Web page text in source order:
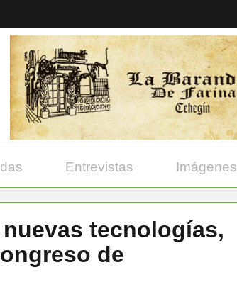
Entrevistas Imágenes
tecnologías,
de